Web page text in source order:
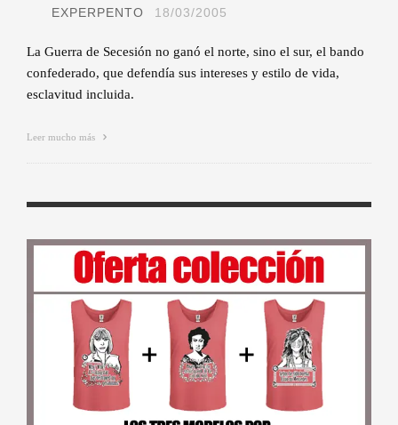
EXPERPENTO 18/03/2005
La Guerra de Secesión no ganó el norte, sino el sur, el bando
confederado, que defendía sus intereses y estilo de vida,
esclavitud incluida.
Leer mucho más